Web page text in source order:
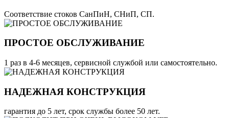
Соответствие стоков СанПиН, СНиП, СП.
ПРОСТОЕ ОБСЛУЖИВАНИЕ
1 раз в 4-6 месяцев, сервисной службой или самостоятельно.
НАДЕЖНАЯ КОНСТРУКЦИЯ
гарантия до 5 лет, срок службы более 50 лет.